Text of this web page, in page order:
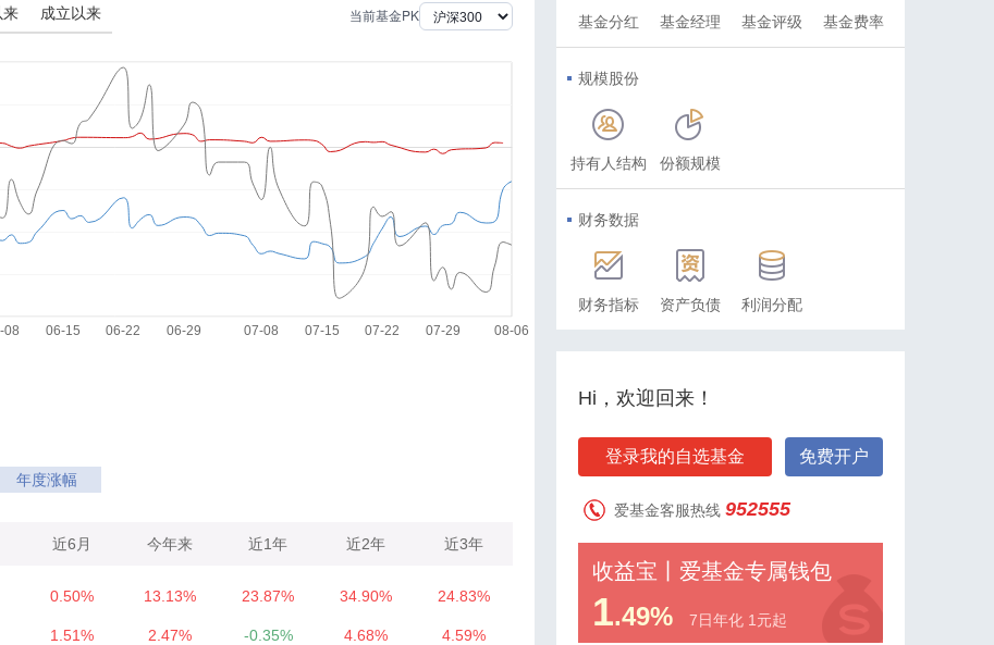
年度涨幅
近6月 今年来 近1年 近2年 近3年
0.50% 13.13% 23.87% 34.90% 24.83%
1.51% 2.47% -0.35% 4.68% 4.59%
基金分红 基金经理 基金评级 基金费率
规模股份
持有人结构 份额规模
财务数据
财务指标 资产负债 利润分配
Hi，欢迎回来！
登录我的自选基金 免费开户
爱基金客服热线 952555
收益宝丨爱基金专属钱包
1.49% 7日年化 1元起